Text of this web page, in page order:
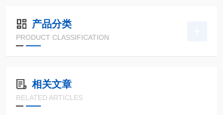
产品分类
PRODUCT CLASSIFICATION
相关文章
RELATED ARTICLES